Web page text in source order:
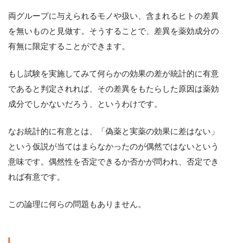
両グループに与えられるモノや扱い、含まれるヒトの差異
を無いものと見做す。そうすることで、差異を薬効成分の
有無に限定することができます。
もし試験を実施してみて何らかの効果の差が統計的に有意
であると判定されれば、その差異をもたらした原因は薬効
成分でしかないだろう、というわけです。
なお統計的に有意とは、「偽薬と実薬の効果に差はない」
という仮説が当てはまらなかったのが偶然ではないという
意味です。偶然性を否定できるか否かが問われ、否定でき
れば有意です。
この論理に何らの問題もありません。